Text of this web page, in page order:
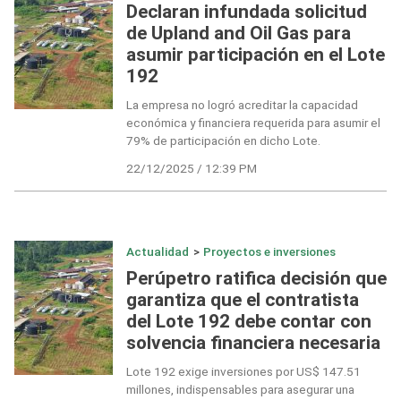
Declaran infundada solicitud
de Upland and Oil Gas para
asumir participación en el Lote
192
La empresa no logró acreditar la capacidad
económica y financiera requerida para asumir el
79% de participación en dicho Lote.
22/12/2025 / 12:39 PM
Actualidad > Proyectos e inversiones
Perúpetro ratifica decisión que
garantiza que el contratista
del Lote 192 debe contar con
solvencia financiera necesaria
Lote 192 exige inversiones por US$ 147.51
millones, indispensables para asegurar una